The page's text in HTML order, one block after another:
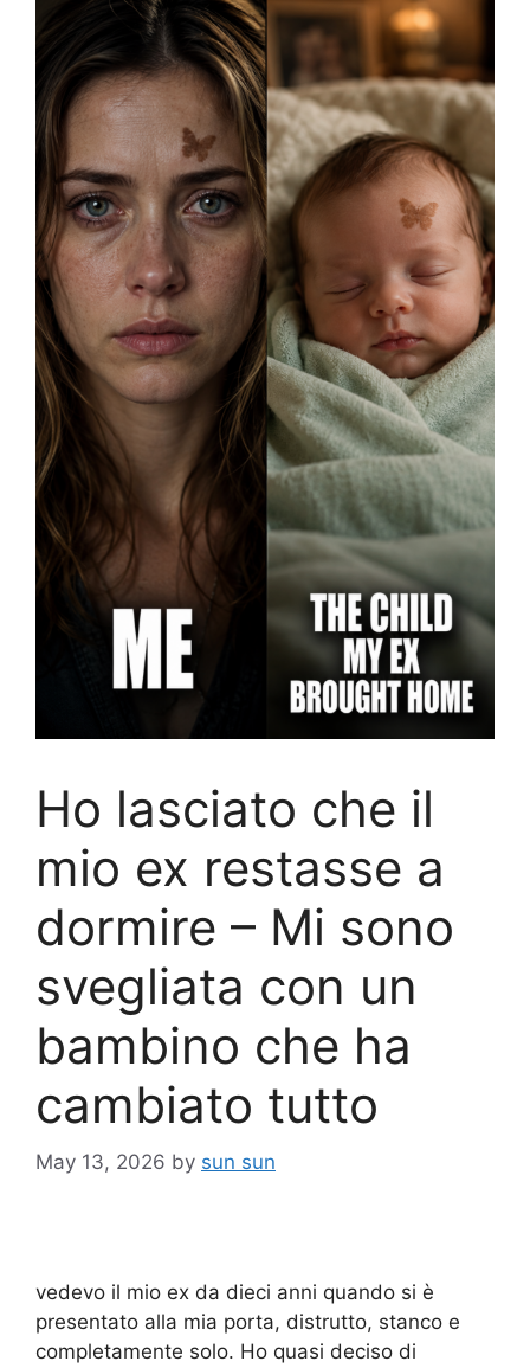
Ho lasciato che il
mio ex restasse a
dormire – Mi sono
svegliata con un
bambino che ha
cambiato tutto
May 13, 2026 by sun sun
vedevo il mio ex da dieci anni quando si è
presentato alla mia porta, distrutto, stanco e
completamente solo. Ho quasi deciso di